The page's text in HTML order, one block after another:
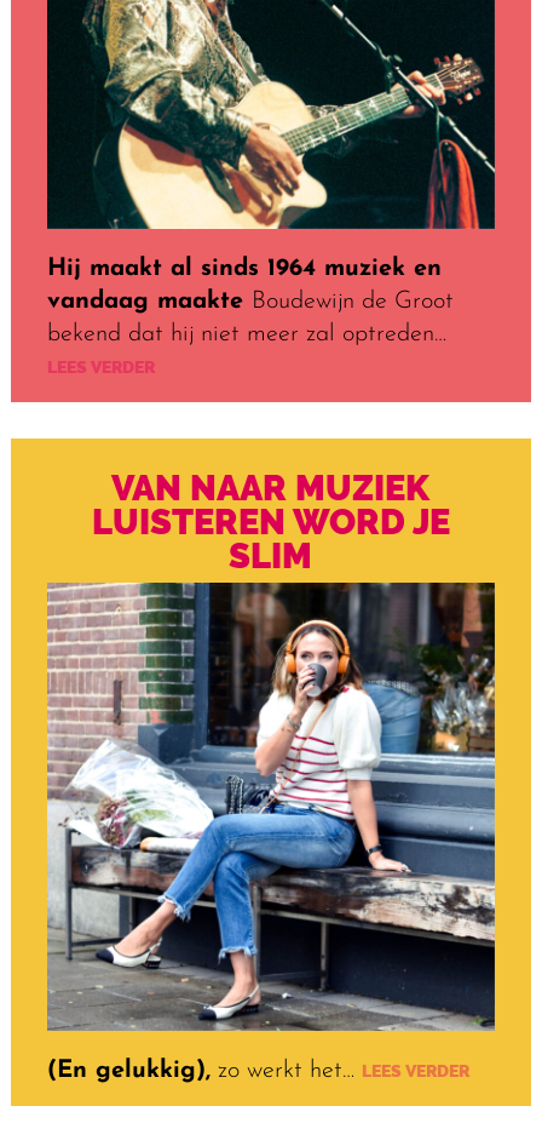
Hij maakt al sinds 1964 muziek en
vandaag maakte Boudewijn de Groot
bekend dat hij niet meer zal optreden…
LEES VERDER
VAN NAAR MUZIEK
LUISTEREN WORD JE
SLIM
(En gelukkig),zo werkt het… LEES VERDER